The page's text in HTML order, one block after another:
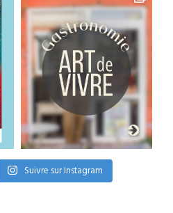
Suivre sur Instagram